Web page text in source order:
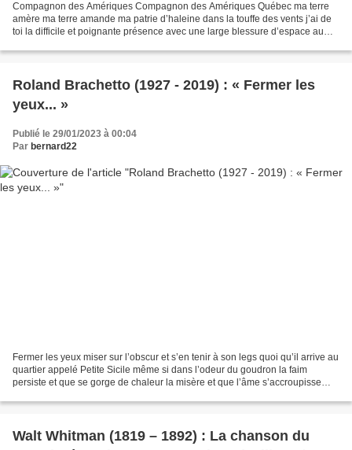
Compagnon des Amériques Compagnon des Amériques Québec ma terre
amère ma terre amande ma patrie d’haleine dans la touffe des vents j’ai de
toi la difficile et poignante présence avec une large blessure d’espace au
Roland Brachetto (1927 - 2019) : « Fermer les
yeux... »
Publié le 29/01/2023 à 00:04
Par bernard22
Fermer les yeux miser sur l’obscur et s’en tenir à son legs quoi qu’il arrive au
quartier appelé Petite Sicile même si dans l’odeur du goudron la faim
persiste et que se gorge de chaleur la misère et que l’âme s’accroupisse
Walt Whitman (1819 – 1892) : La chanson du